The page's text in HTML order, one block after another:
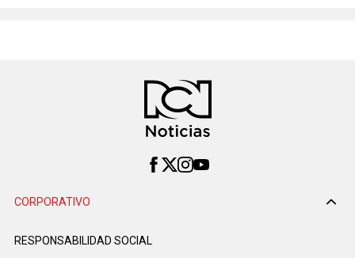
CORPORATIVO
RESPONSABILIDAD SOCIAL